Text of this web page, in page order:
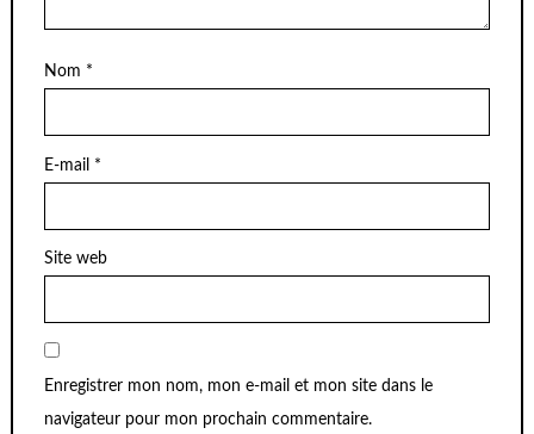
Nom *
E-mail *
Site web
Enregistrer mon nom, mon e-mail et mon site dans le
navigateur pour mon prochain commentaire.